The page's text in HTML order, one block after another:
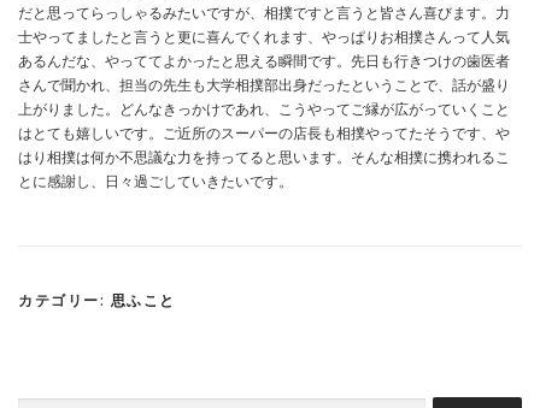
だと思ってらっしゃるみたいですが、相撲ですと言うと皆さん喜びます。力
士やってましたと言うと更に喜んでくれます、やっぱりお相撲さんって人気
あるんだな、やっててよかったと思える瞬間です。先日も行きつけの歯医者
さんで聞かれ、担当の先生も大学相撲部出身だったということで、話が盛り
上がりました。どんなきっかけであれ、こうやってご縁が広がっていくこと
はとても嬉しいです。ご近所のスーパーの店長も相撲やってたそうです、や
はり相撲は何か不思議な力を持ってると思います。そんな相撲に携われるこ
とに感謝し、日々過ごしていきたいです。
カテゴリー: 思ふこと